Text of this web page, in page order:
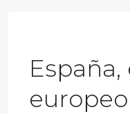
España,